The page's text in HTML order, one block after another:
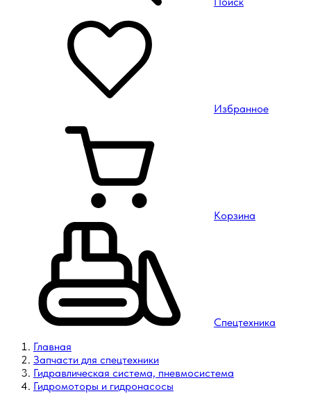
Избранное
Корзина
Спецтехника
Главная
Запчасти для спецтехники
Гидравлическая система, пневмосистема
Гидромоторы и гидронасосы